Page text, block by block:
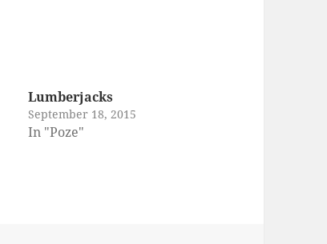
Lumberjacks
September 18, 2015
In "Poze"